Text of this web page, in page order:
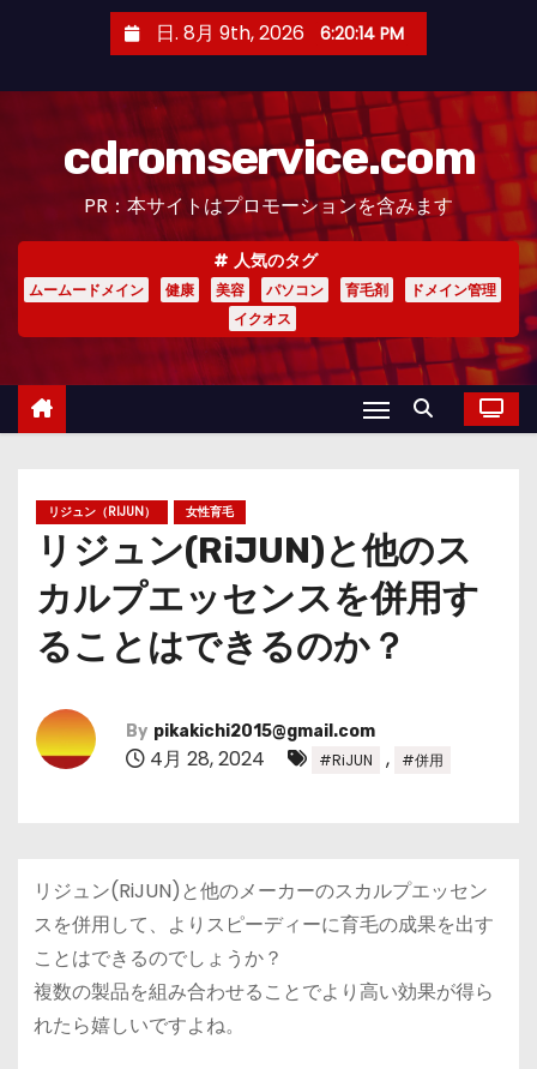
日. 8月 9th, 2026 6:20:15 PM
cdromservice.com
PR：本サイトはプロモーションを含みます
人気のタグ
ムームードメイン 健康 美容 パソコン 育毛剤
ドメイン管理
イクオス
リジュン（RIJUN） 女性育毛
リジュン(RiJUN)と他のス
カルプエッセンスを併用す
ることはできるのか？
By pikakichi2015@gmail.com
4月 28, 2024 #RiJUN , #併用
リジュン(RiJUN)と他のメーカーのスカルプエッセン
スを併用して、よりスピーディーに育毛の成果を出す
ことはできるのでしょうか？
複数の製品を組み合わせることでより高い効果が得ら
れたら嬉しいですよね。